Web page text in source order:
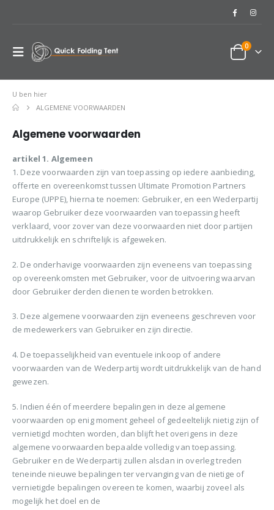
0
U ben hier
ALGEMENE VOORWAARDEN
Algemene voorwaarden
artikel 1. Algemeen
1. Deze voorwaarden zijn van toepassing op iedere aanbieding,
offerte en overeenkomst tussen Ultimate Promotion Partners
Europe (UPPE), hierna te noemen: Gebruiker, en een Wederpartij
waarop Gebruiker deze voorwaarden van toepassing heeft
verklaard, voor zover van deze voorwaarden niet door partijen
uitdrukkelijk en schriftelijk is afgeweken.
2. De onderhavige voorwaarden zijn eveneens van toepassing
op overeenkomsten met Gebruiker, voor de uitvoering waarvan
door Gebruiker derden dienen te worden betrokken.
3. Deze algemene voorwaarden zijn eveneens geschreven voor
de medewerkers van Gebruiker en zijn directie.
4. De toepasselijkheid van eventuele inkoop of andere
voorwaarden van de Wederpartij wordt uitdrukkelijk van de hand
gewezen.
5. Indien één of meerdere bepalingen in deze algemene
voorwaarden op enig moment geheel of gedeeltelijk nietig zijn of
vernietigd mochten worden, dan blijft het overigens in deze
algemene voorwaarden bepaalde volledig van toepassing.
Gebruiker en de Wederpartij zullen alsdan in overleg treden
teneinde nieuwe bepalingen ter vervanging van de nietige of
vernietigde bepalingen overeen te komen, waarbij zoveel als
mogelijk het doel en de